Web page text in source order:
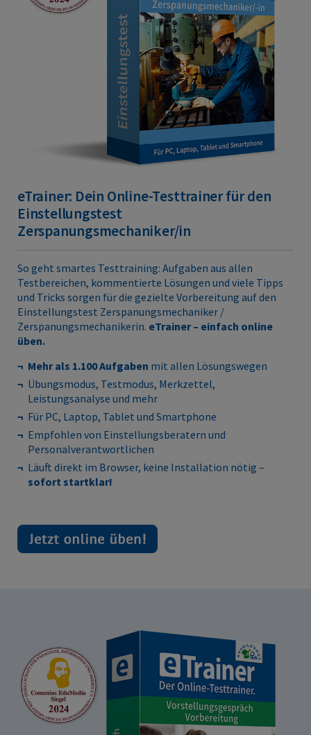
eTrainer: Dein Online-Testtrainer für den
Einstellungstest
Zerspanungsmechaniker/in
So geht smartes Testtraining: Aufgaben aus allen
Testbereichen, kommentierte Lösungen und viele Tipps
und Tricks sorgen für die gezielte Vorbereitung auf den
Einstellungstest Zerspanungsmechaniker /
Zerspanungsmechanikerin. eTrainer – einfach online
üben.
Mehr als 1.100 Aufgaben mit allen Lösungswegen
Übungsmodus, Testmodus, Merkzettel,
Leistungsanalyse und mehr
Für PC, Laptop, Tablet und Smartphone
Empfohlen von Einstellungsberatern und
Personalverantwortlichen
Läuft direkt im Browser, keine Installation nötig –
sofort startklar!